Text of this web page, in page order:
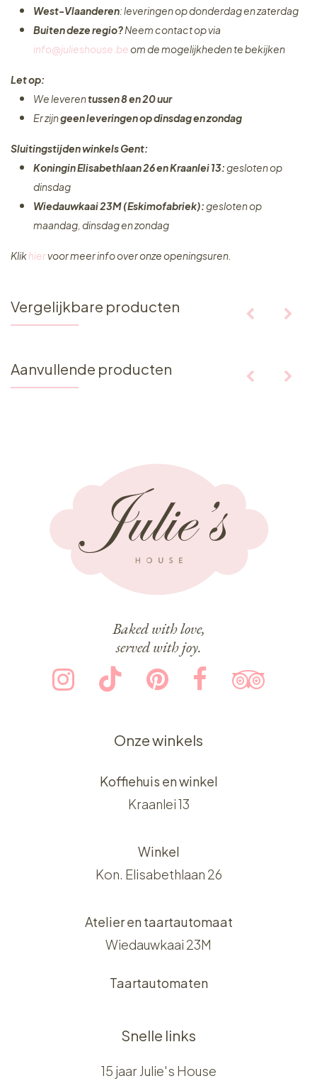
West-Vlaanderen: leveringen op donderdag en zaterdag
Buiten deze regio?Neem contact op via
info@julieshouse.beom de mogelijkheden te bekijken
Let op:
We leverentussen 8 en 20 uur
Er zijngeen leveringenop dinsdag en zondag
Sluitingstijden winkels Gent:
Koningin Elisabethlaan 26 en Kraanlei 13:gesloten op
dinsdag
Wiedauwkaai 23M (Eskimofabriek):gesloten op
maandag, dinsdag en zondag
Klikhiervoor meer info over onze openingsuren.
Vergelijkbare producten
Aanvullende producten
Baked with love,
served with joy.
Onze winkels
Koffiehuis en winkel
Kraanlei 13
Winkel
Kon. Elisabethlaan 26
Atelier en taartautomaat
Wiedauwkaai 23M
Taartautomaten
Snelle links
15 jaar Julie's House